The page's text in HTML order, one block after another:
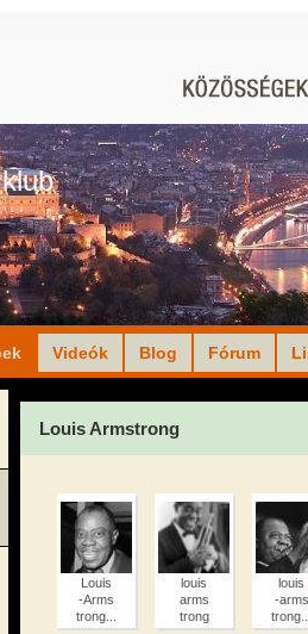
Videók Blog Fórum
Louis Armstrong
Louis
-Arms
trong...
louis
arms
trong
louis
-arms